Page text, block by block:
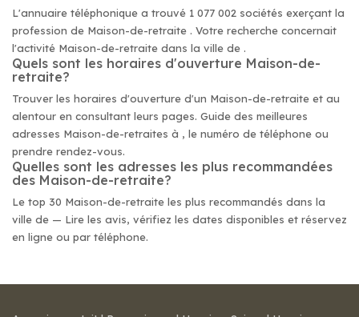
L'annuaire téléphonique a trouvé 1 077 002 sociétés exerçant la
profession de Maison-de-retraite . Votre recherche concernait
l'activité Maison-de-retraite dans la ville de .
Quels sont les horaires d'ouverture Maison-de-
retraite?
Trouver les horaires d'ouverture d'un Maison-de-retraite et au
alentour en consultant leurs pages. Guide des meilleures
adresses Maison-de-retraites à , le numéro de téléphone ou
prendre rendez-vous.
Quelles sont les adresses les plus recommandées
des Maison-de-retraite?
Le top 30 Maison-de-retraite les plus recommandés dans la
ville de — Lire les avis, vérifiez les dates disponibles et réservez
en ligne ou par téléphone.